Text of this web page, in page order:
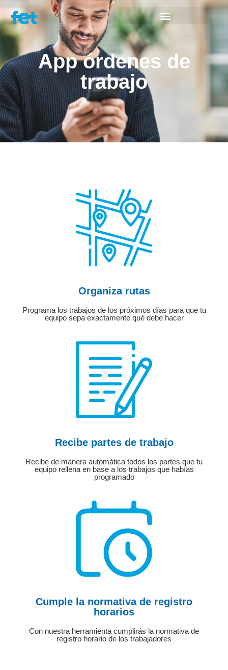
App órdenes de
trabajo
Organiza rutas
Programa los trabajos de los próximos días para que tu
equipo sepa exactamente qué debe hacer
Recibe partes de trabajo
Recibe de manera automática todos los partes que tu
equipo rellena en base a los trabajos que habías
programado
Cumple la normativa de registro
horarios
Con nuestra herramienta cumplirás la normativa de
registro horario de los trabajadores